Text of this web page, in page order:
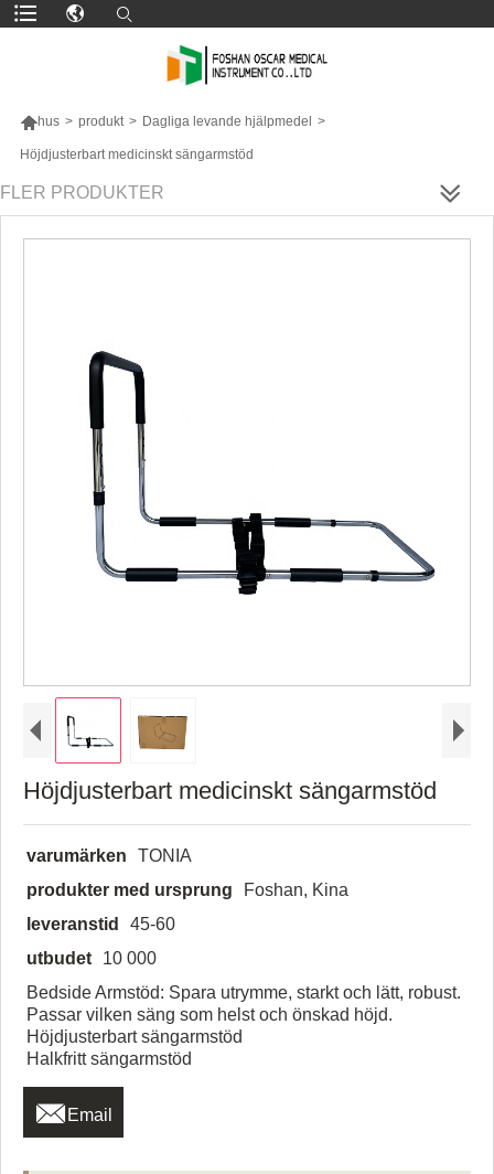
hus > produkt > Dagliga levande hjälpmedel >
Höjdjusterbart medicinskt sängarmstöd
FLER PRODUKTER
Höjdjusterbart medicinskt sängarmstöd
varumärken
TONIA
produkter med ursprung
Foshan, Kina
leveranstid
45-60
utbudet
10 000
Bedside Armstöd: Spara utrymme, starkt och lätt, robust.
Passar vilken säng som helst och önskad höjd.
Höjdjusterbart sängarmstöd
Halkfritt sängarmstöd
 Email